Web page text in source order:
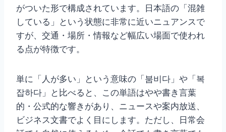
がついた形で構成されています。日本語の「混雑
している」という状態に非常に近いニュアンスで
すが、交通・場所・情報など幅広い場面で使われ
る点が特徴です。
単に「人が多い」という意味の「붐비다」や「복
잡하다」と比べると、この単語はやや書き言葉
的・公式的な響きがあり、ニュースや案内放送、
ビジネス文書でよく目にします。ただし、日常会